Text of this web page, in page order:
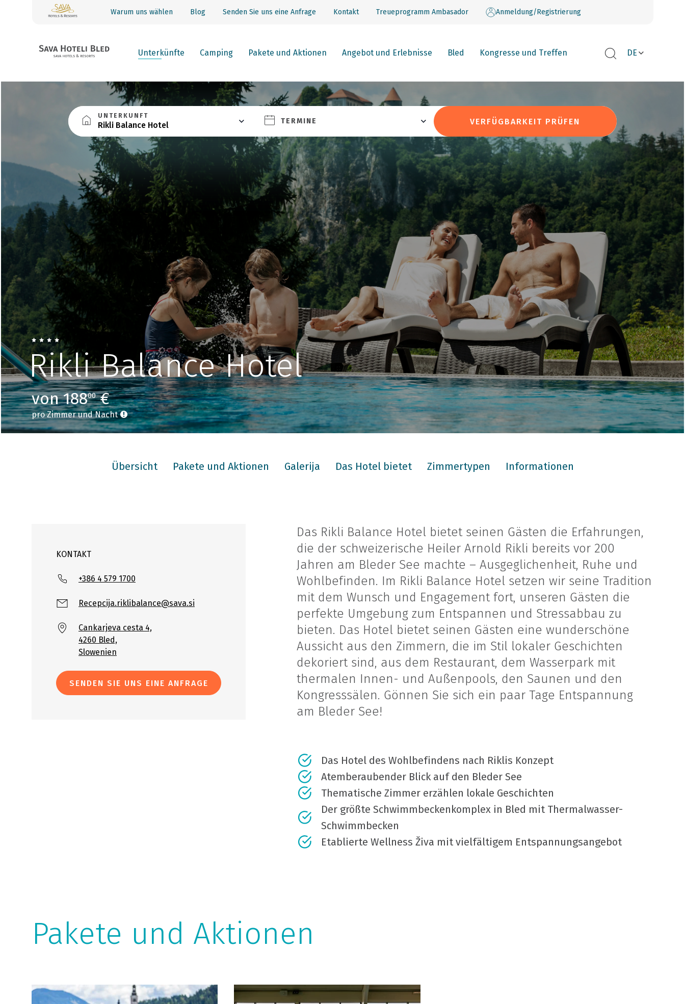
Warum uns wählen Blog Senden Sie uns eine Anfrage Kontakt Treueprogramm Ambasador Anmeldung/Registrierung
Unterkünfte Camping Pakete und Aktionen Angebot und Erlebnisse Bled Kongresse und Treffen DE
UNTERKUNFT
Rikli Balance Hotel TERMINE VERFÜGBARKEIT PRÜFEN
Rikli Balance Hotel
von 18800€
pro Zimmer und Nacht
Übersicht Pakete und Aktionen Galerija Das Hotel bietet Zimmertypen Informationen
Das Rikli Balance Hotel bietet seinen Gästen die Erfahrungen,
die der schweizerische Heiler Arnold Rikli bereits vor 200
Jahren am Bleder See machte – Ausgeglichenheit, Ruhe und
Wohlbefinden. Im Rikli Balance Hotel setzen wir seine Tradition
mit dem Wunsch und Engagement fort, unseren Gästen die
perfekte Umgebung zum Entspannen und Stressabbau zu
bieten. Das Hotel bietet seinen Gästen eine wunderschöne
Aussicht aus den Zimmern, die im Stil lokaler Geschichten
dekoriert sind, aus dem Restaurant, dem Wasserpark mit
thermalen Innen- und Außenpools, den Saunen und den
Kongresssälen. Gönnen Sie sich ein paar Tage Entspannung
am Bleder See!
Das Hotel des Wohlbefindens nach Riklis Konzept
Atemberaubender Blick auf den Bleder See
Thematische Zimmer erzählen lokale Geschichten
Der größte Schwimmbeckenkomplex in Bled mit Thermalwasser-
Schwimmbecken
Etablierte Wellness Živa mit vielfältigem Entspannungsangebot
KONTAKT
+386 4 579 1700
Recepcija.riklibalance@sava.si
Cankarjeva cesta 4,
4260 Bled,
Slowenien
SENDEN SIE UNS EINE ANFRAGE
Pakete und Aktionen